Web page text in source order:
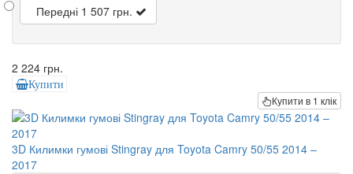
Передні 1 507 грн.
2 224 грн.
Купити
Купити в 1 клік
3D Килимки гумові Stingray для Toyota Camry 50/55 2014 –
2017